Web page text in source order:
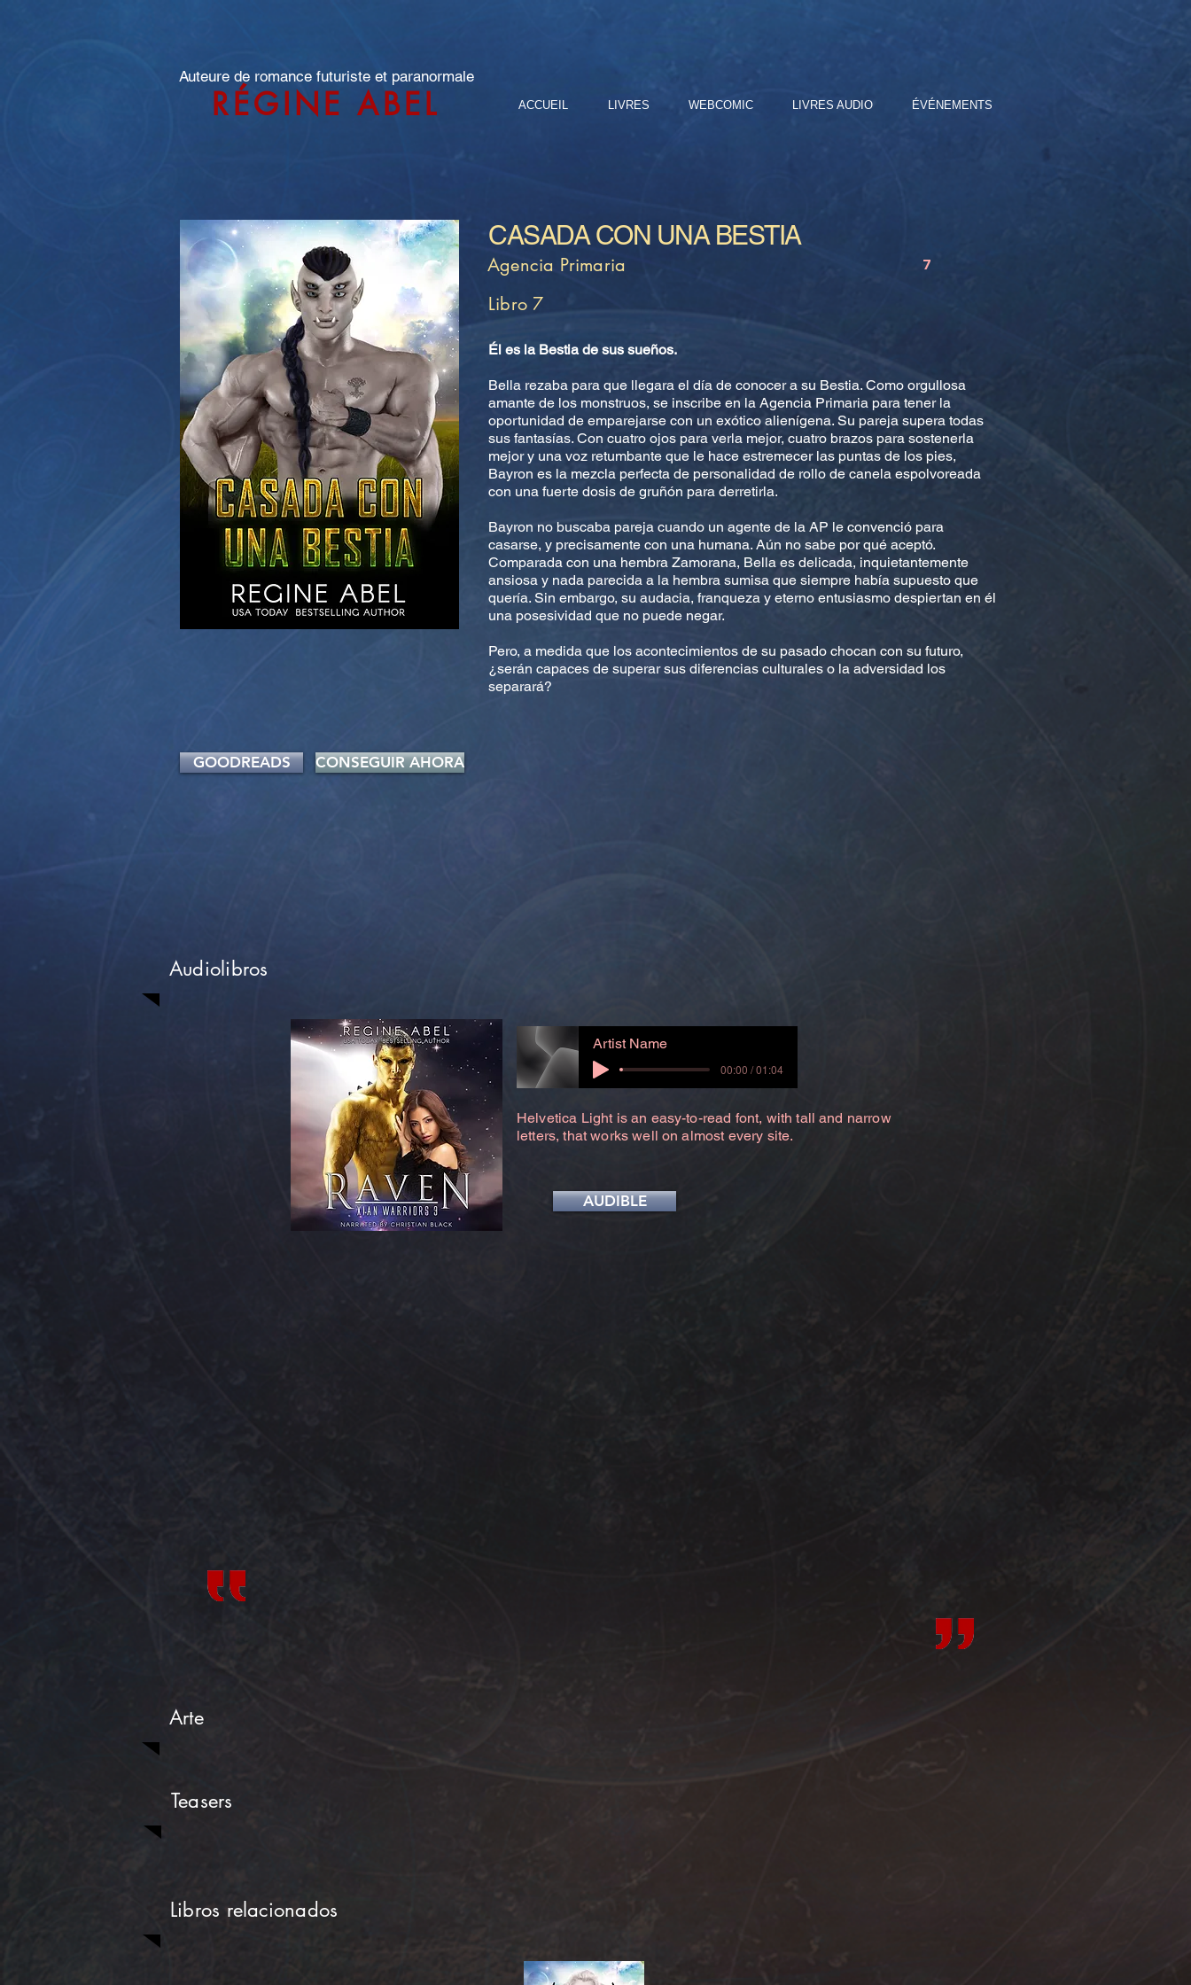
Auteure de romance futuriste et paranormale
RÉGINE ABEL ACCUEIL LIVRES WEBCOMIC LIVRES AUDIO ÉVÉNEMENTS
CASADA CON UNA BESTIA
Agencia Primaria 7
Libro 7
Él es la Bestia de sus sueños.
Bella rezaba para que llegara el día de conocer a su Bestia. Como orgullosa
amante de los monstruos, se inscribe en la Agencia Primaria para tener la
oportunidad de emparejarse con un exótico alienígena. Su pareja supera todas
sus fantasías. Con cuatro ojos para verla mejor, cuatro brazos para sostenerla
mejor y una voz retumbante que le hace estremecer las puntas de los pies,
Bayron es la mezcla perfecta de personalidad de rollo de canela espolvoreada
con una fuerte dosis de gruñón para derretirla.
Bayron no buscaba pareja cuando un agente de la AP le convenció para
casarse, y precisamente con una humana. Aún no sabe por qué aceptó.
Comparada con una hembra Zamorana, Bella es delicada, inquietantemente
ansiosa y nada parecida a la hembra sumisa que siempre había supuesto que
quería. Sin embargo, su audacia, franqueza y eterno entusiasmo despiertan en él
una posesividad que no puede negar.
Pero, a medida que los acontecimientos de su pasado chocan con su futuro,
¿serán capaces de superar sus diferencias culturales o la adversidad los
separará?
GOODREADS CONSEGUIR AHORA
Audiolibros
Artist Name
00:00 / 01:04
Helvetica Light is an easy-to-read font, with tall and narrow
letters, that works well on almost every site.
AUDIBLE
Arte
Teasers
Libros relacionados